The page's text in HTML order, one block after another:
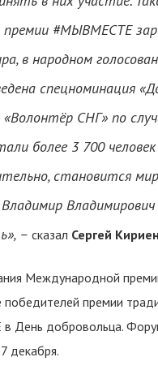
#МЫВМЕСТЕ
в народном
спецноминация
СНГ» по
более 3 700
становится
– сказал Сергей
Международной
премии
День добровольца.
декабря.